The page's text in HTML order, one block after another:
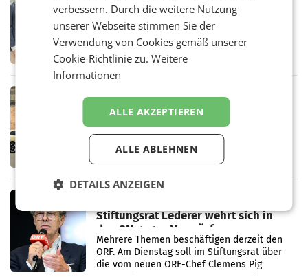
Alles bereit für den Wechsel: Jürgen
Albrecht setzt ab 1.1.2027 auf Adeg
WIENER NEUDORF. – Die geplante
Zusammenarbeit zwischen Adeg und dem
Vorarlberger Kaufmann Jürgen Albrecht ist
Bundeswettbewerbsbehörde und der
Rekordergebnis im Juli: Leapmotor
verdoppelt Auslieferungen und
überschreitet die 100.000er-Marke
– Im Juli 2026 erreichte Leapmotor einen
wichtigen Meilenstein und lieferte weltweit
101.267 Fahrzeuge aus, womit sich das
Ergebnis gegenüber Juli 2025 mehr als
verdoppelte (+102
Stiftungsrat Lederer wehrt sich in
den SN gegen Vorwürfe
Mehrere Themen beschäftigen derzeit den
ORF. Am Dienstag soll im Stiftungsrat über
die vom neuen ORF-Chef Clemens Pig
verbessern. Durch die weitere Nutzung
unserer Webseite stimmen Sie der
Verwendung von Cookies gemäß unserer
Cookie-Richtlinie zu.Weitere
Informationen
ALLE AKZEPTIEREN
ALLE ABLEHNEN
DETAILS ANZEIGEN